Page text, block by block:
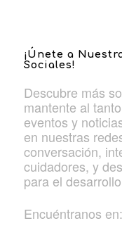
¡Únete a
Sociales!
Descubre más
mantente al
eventos y
en nuestras
conversación,
cuidadores, y
para el
Encuéntranos en: